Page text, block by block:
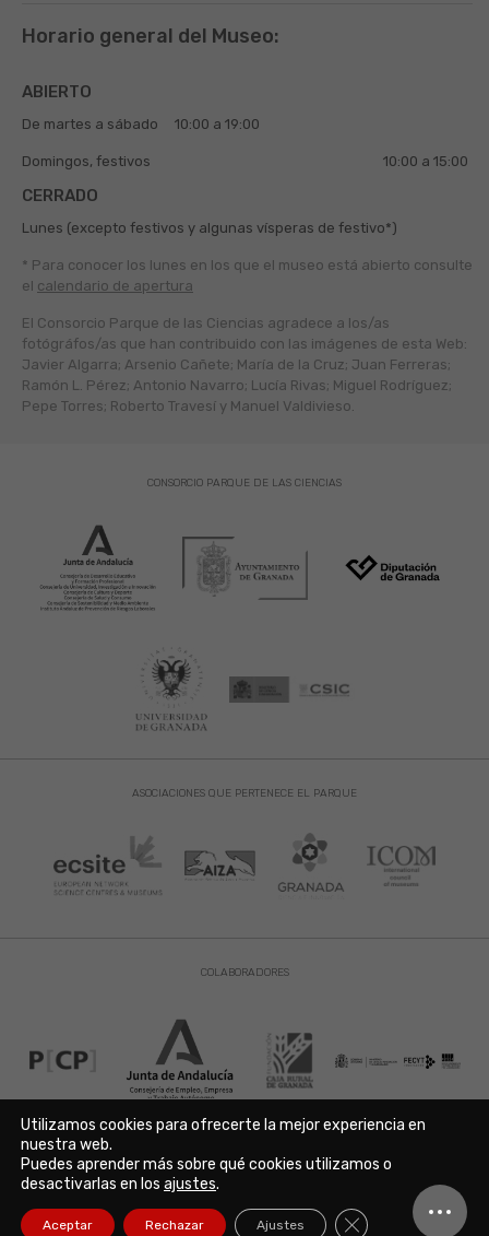
Horario general del Museo:
ABIERTO
De martes a sábado 10:00 a 19:00
Domingos, festivos 10:00 a 15:00
CERRADO
Lunes (excepto festivos y algunas vísperas de festivo*)
* Para conocer los lunes en los que el museo está abierto consulte
el calendario de apertura
El Consorcio Parque de las Ciencias agradece a los/as
fotógráfos/as que han contribuido con las imágenes de esta Web:
Javier Algarra; Arsenio Cañete; María de la Cruz; Juan Ferreras;
Ramón L. Pérez; Antonio Navarro; Lucía Rivas; Miguel Rodríguez;
Pepe Torres; Roberto Travesí y Manuel Valdivieso.
ASOCIACIONES QUE PERTENECE EL PARQUE
CONSORCIO PARQUE DE LAS CIENCIAS
COLABORADORES
Aviso Legal | Política de Privacidad | Política de Cookies
Copyright © 2021. Parque de las Ciencias. Avda. de la Ciencia s/n
18006 Granada. España. Telf.: 958 131 900. Todos los derechos
Utilizamos cookies para ofrecerte la mejor experiencia en
nuestra web.
Puedes aprender más sobre qué cookies utilizamos o
desactivarlas en los ajustes.
Aceptar Rechazar Ajustes Cerrar el banner de